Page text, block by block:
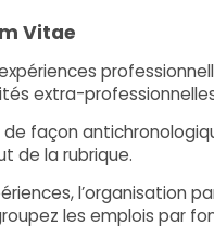
Vitae
extra-
façon
de la rubrique.
l’organisation
les emplois par